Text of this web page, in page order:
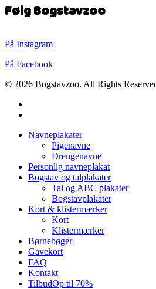
Følg Bogstavzoo
På Instagram
På Facebook
© 2026 Bogstavzoo. All Rights
Close
Navneplakater
Pigenavne
Drengenavne
Personlig navneplakat
Bogstav og talplakater
Tal og ABC plakater
Bogstavplakater
Kort & klistermærker
Kort
Klistermærker
Børnebøger
Gavekort
FAQ
Kontakt
TilbudOp til 70%